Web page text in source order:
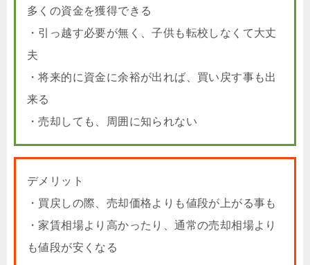
多くの資金を獲得できる
・引っ越す必要が無く、子供も転校しなくて大丈
夫
・将来的に資金に余裕が出れば、買い戻す事も出
来る
・売却しても、周囲に知られない
デメリット
・買戻しの際、売却価格よりも値段が上がる事も
・家賃相場より高かったり、通常の売却相場より
も値段が安くなる